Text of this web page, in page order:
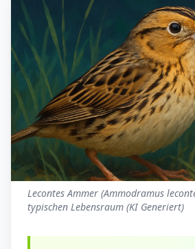
Lecontes Ammer (Ammodramus
typischen Lebensraum (KI Generiert)